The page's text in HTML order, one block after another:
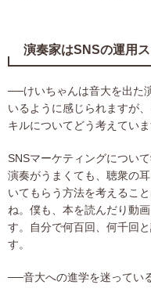
演奏家はSNSの運用
──けいちゃんは音大を出た
いるように感じられますが
キルについてどう考えていま
SNSマーケティングについ
演奏がうまくても、聴衆の
いてもらう方法を考えるこ
ね。僕も、本を読んだり動
す。自分で何百回、何千回
す。
──音大への進学を迷ってい